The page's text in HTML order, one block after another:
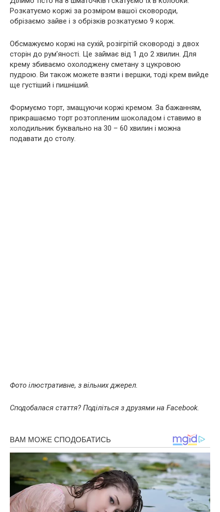
Розкатуємо коржі за розміром вашої сковороди,
обрізаємо зайве і з обрізків розкатуємо 9 корж.
Обсмажуємо коржі на сухій, розігрітій сковороді з двох
сторін до рум’яності. Це займає від 1 до 2 хвилин. Для
крему збиваємо охолоджену сметану з цукровою
пудрою. Ви також можете взяти і вершки, тоді крем вийде
ще густіший і пишніший.
Формуємо торт, змащуючи коржі кремом. За бажанням,
прикрашаємо торт розтопленим шоколадом і ставимо в
холодильник буквально на 30 – 60 хвилин і можна
подавати до столу.
Фото ілюстративне, з вільних джерел.
Сподобалася стаття? Поділіться з друзями на Facebook.